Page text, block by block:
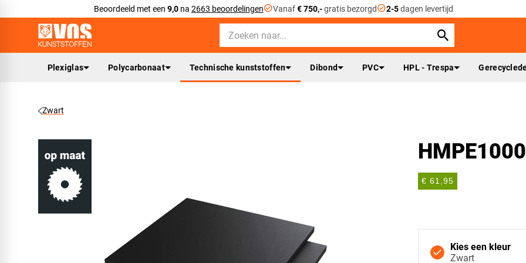
Beoordeeld met een 9,0na 2663 beoordelingencheck_circleVanaf€ 750,-gratis bezorgdcheck_circle2-5dagen levertijd
Plexiglas Polycarbonaat Technische kunststoffen Dibond PVC HPL - Trespa
Zwart
€ 61,95
Kies een kleur
Zwart